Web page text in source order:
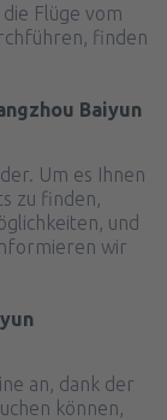
Flüge vom
finden
Baiyun
Um es Ihnen
zu finden,
und
wir
an, dank der
können,